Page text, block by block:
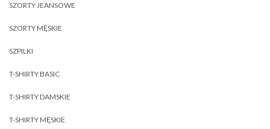
SZORTY JEANSOWE
SZORTY MĘSKIE
SZPILKI
T-SHIRTY BASIC
T-SHIRTY DAMSKIE
T-SHIRTY MĘSKIE